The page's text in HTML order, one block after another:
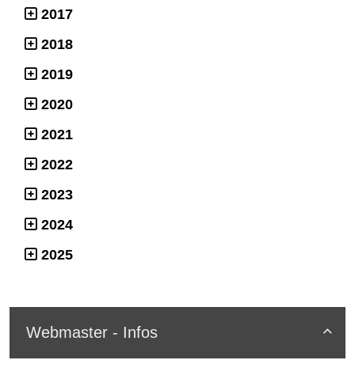
2017
2018
2019
2020
2021
2022
2023
2024
2025

Webmaster - Infos